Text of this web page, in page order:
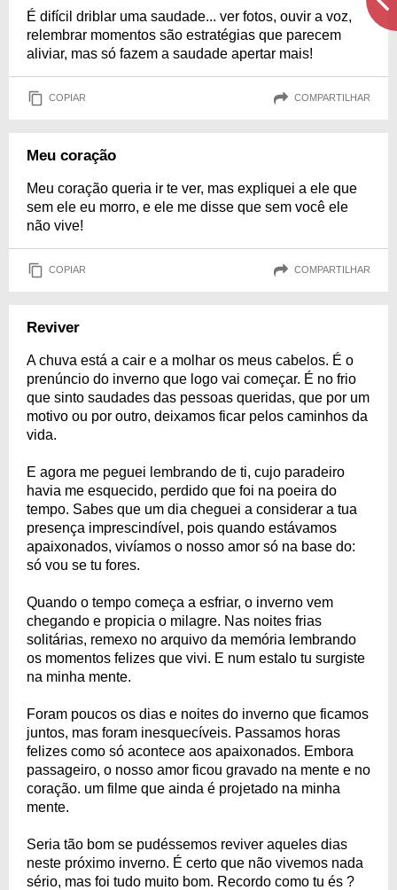
É difícil driblar uma saudade... ver fotos, ouvir a voz,
relembrar momentos são estratégias que parecem
aliviar, mas só fazem a saudade apertar mais!
COPIAR COMPARTILHAR
Meu coração
Meu coração queria ir te ver, mas expliquei a ele que
sem ele eu morro, e ele me disse que sem você ele
não vive!
COPIAR COMPARTILHAR
Reviver
A chuva está a cair e a molhar os meus cabelos. É o
prenúncio do inverno que logo vai começar. É no frio
que sinto saudades das pessoas queridas, que por um
motivo ou por outro, deixamos ficar pelos caminhos da
vida.
E agora me peguei lembrando de ti, cujo paradeiro
havia me esquecido, perdido que foi na poeira do
tempo. Sabes que um dia cheguei a considerar a tua
presença imprescindível, pois quando estávamos
apaixonados, vivíamos o nosso amor só na base do:
só vou se tu fores.
Quando o tempo começa a esfriar, o inverno vem
chegando e propicia o milagre. Nas noites frias
solitárias, remexo no arquivo da memória lembrando
os momentos felizes que vivi. E num estalo tu surgiste
na minha mente.
Foram poucos os dias e noites do inverno que ficamos
juntos, mas foram inesquecíveis. Passamos horas
felizes como só acontece aos apaixonados. Embora
passageiro, o nosso amor ficou gravado na mente e no
coração. um filme que ainda é projetado na minha
mente.
Seria tão bom se pudéssemos reviver aqueles dias
neste próximo inverno. É certo que não vivemos nada
sério, mas foi tudo muito bom. Recordo como tu és ?